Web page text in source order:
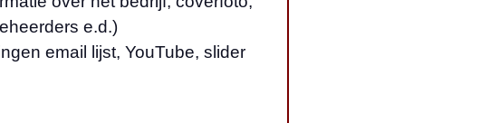
e.d.)
email lijst, YouTube, slider